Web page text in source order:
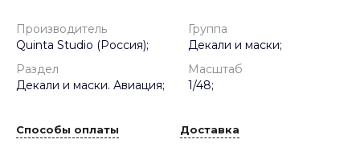
Производитель
Quinta Studio (Россия);
Группа
Декали и маски;
Раздел
Декали и маски. Авиация;
Масштаб
1/48;
Способы оплаты Доставка